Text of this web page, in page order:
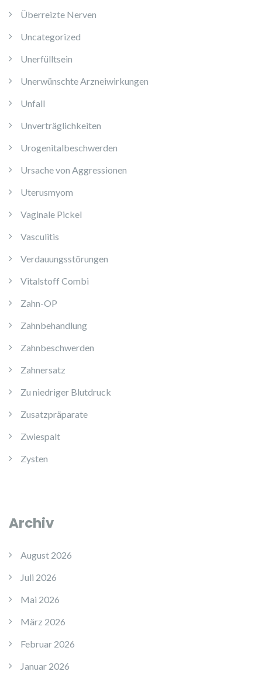
Überreizte Nerven
Uncategorized
Unerfülltsein
Unerwünschte Arzneiwirkungen
Unfall
Unverträglichkeiten
Urogenitalbeschwerden
Ursache von Aggressionen
Uterusmyom
Vaginale Pickel
Vasculitis
Verdauungsstörungen
Vitalstoff Combi
Zahn-OP
Zahnbehandlung
Zahnbeschwerden
Zahnersatz
Zu niedriger Blutdruck
Zusatzpräparate
Zwiespalt
Zysten
Archiv
August 2026
Juli 2026
Mai 2026
März 2026
Februar 2026
Januar 2026